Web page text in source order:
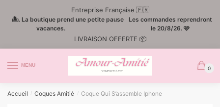
Entreprise Française 🇫🇷
🏝️. La boutique prend une petite pause
vacances.
Les commandes reprendront
le 20/8/26. 🩷
LIVRAISON OFFERTE 📦
MENU
0
Accueil / Coques Amitié / Coque Qui S’assemble Iphone